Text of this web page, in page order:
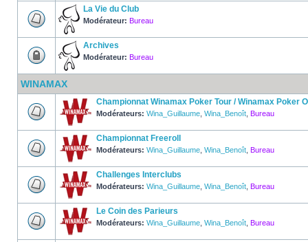
La Vie du Club
Modérateur: Bureau
Archives
Modérateur: Bureau
WINAMAX
Championnat Winamax Poker Tour / Winamax Poker
Modérateurs: Wina_Guillaume Wina_Benoît Bureau
Championnat Freeroll
Modérateurs: Wina_Guillaume Wina_Benoît Bureau
Challenges Interclubs
Modérateurs: Wina_Guillaume Wina_Benoît Bureau
Le Coin des Parieurs
Modérateurs: Wina_Guillaume Wina_Benoît Bureau